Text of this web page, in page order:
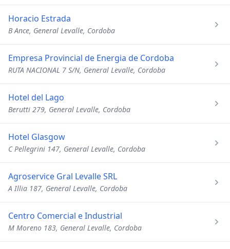
Horacio Estrada
B Ance, General Levalle, Cordoba
Empresa Provincial de Energia de Cordoba
RUTA NACIONAL 7 S/N, General Levalle, Cordoba
Hotel del Lago
Berutti 279, General Levalle, Cordoba
Hotel Glasgow
C Pellegrini 147, General Levalle, Cordoba
Agroservice Gral Levalle SRL
A Illia 187, General Levalle, Cordoba
Centro Comercial e Industrial
M Moreno 183, General Levalle, Cordoba